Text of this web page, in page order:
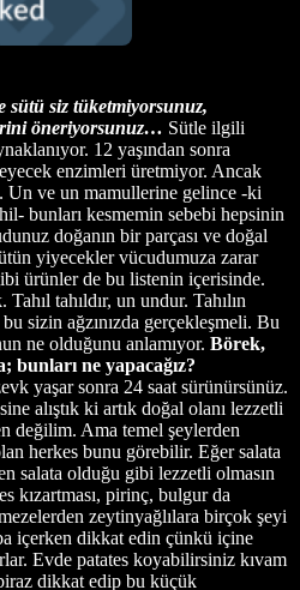
siz tüketmiyorsunuz,
öneriyorsunuz… Sütle ilgili
12 yaşından sonra
enzimleri üretmiyor. Ancak
ve un mamullerine gelince -ki
bunları kesmemin sebebi hepsinin
doğanın bir parçası ve doğal
yiyecekler vücudumuza zarar
ürünler de bu listenin içerisinde.
tahıldır, un undur. Tahılın
sizin ağzınızda gerçekleşmeli. Bu
ne olduğunu anlamıyor. Börek,
bunları ne yapacağız?
yaşar sonra 24 saat sürünürsünüz.
alıştık ki artık doğal olanı lezzetli
değilim. Ama temel şeylerden
herkes bunu görebilir. Eğer salata
salata olduğu gibi lezzetli olmasın
kızartması, pirinç, bulgur da
zeytinyağlılara birçok şeyi
içerken dikkat edin çünkü içine
Evde patates koyabilirsiniz kıvam
dikkat edip bu küçük